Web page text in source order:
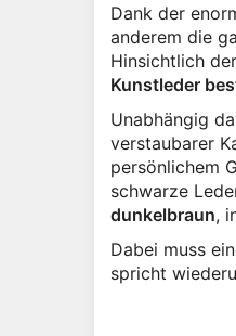
Dank der
anderem die
Hinsichtlich
Kunstleder
Unabhängig
verstaubarer
persönlichem
schwarze
dunkelbraun,
Dabei muss
spricht